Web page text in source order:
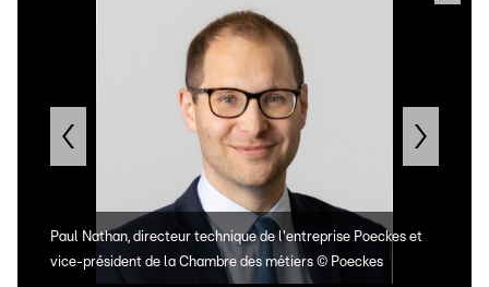
Paul Nathan, directeur technique de l'entreprise Poeckes et
vice-président de la Chambre des métiers © Poeckes